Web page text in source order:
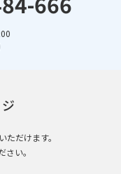
だけます。
い。